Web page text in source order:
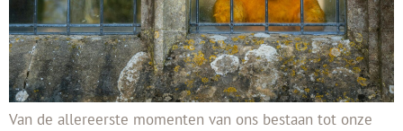
Van de allereerste momenten van ons bestaan tot onze